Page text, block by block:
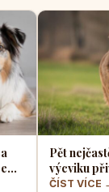
Pět
výcviku
většina
ČÍST VÍCE